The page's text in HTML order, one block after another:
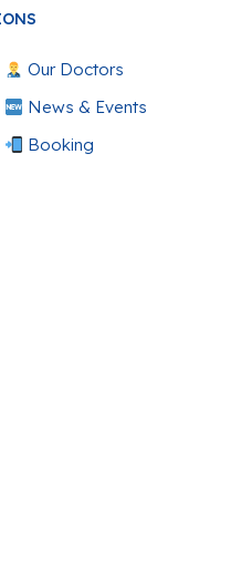
Our Doctors
News & Events
Booking